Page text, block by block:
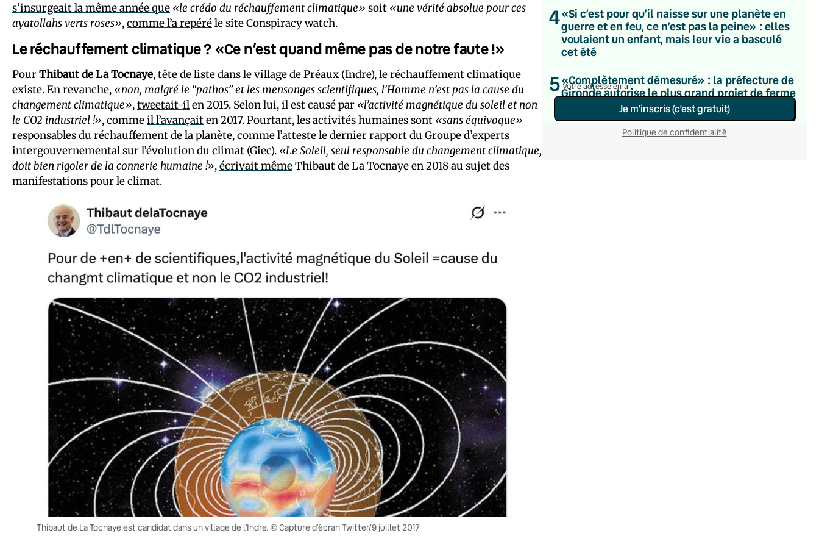
s’insurgeait la même année que «le crédo du réchauffement climatique» soit «une vérité absolue pour ces
ayatollahs verts roses»,comme l’a repéréle site Conspiracy watch.
Le réchauffement climatique ? «Ce n’est quand même pas de notre faute !»
PourThibaut de La Tocnaye, tête de liste dans le village de Préaux (Indre), le réchauffement climatique
existe. En revanche, «non, malgré le “pathos” et les mensonges scientifiques, l’Homme n’est pas la cause du
changement climatique»,tweetait-ilen 2015. Selon lui, il est causé par «l’activité magnétique du soleil et non
le CO2 industriel !», commeil l’avançaiten 2017. Pourtant, les activités humaines sont «sans équivoque»
responsables du réchauffement de la planète, comme l’attestele dernier rapportdu Groupe d’experts
intergouvernemental sur l’évolution du climat (Giec). «Le Soleil, seul responsable du changement climatique,
doit bien rigoler de la connerie humaine !»,écrivait mêmeThibaut de La Tocnaye en 2018 au sujet des
manifestations pour le climat.
Thibaut de La Tocnaye est candidat dans un village de l’Indre. © Capture d’écran Twitter/9 juillet 2017
4«Si c’est pour qu’il naisse sur une planète en
guerre et en feu, ce n’est pas la peine» : elles
voulaient un enfant, mais leur vie a basculé
cet été
5«Complètement démesuré» : la préfecture de
Gironde autorise le plus grand projet de ferme
à saumons de l’Union européenne
Le samedi
Chaleurs Actuelles
Une fois par mois
C’était Mieux Après
Occasionnelle
Je m’inscris (c’est gratuit)
Politique de confidentialité